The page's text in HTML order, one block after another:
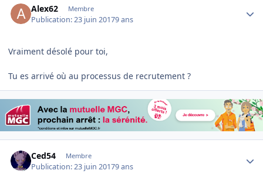
Alex62 Membre
Publication:23 juin 20179 ans
Vraiment désolé pour toi,
Tu es arrivé où au processus de recrutement ?
Ced54 Membre
Publication:23 juin 20179 ans